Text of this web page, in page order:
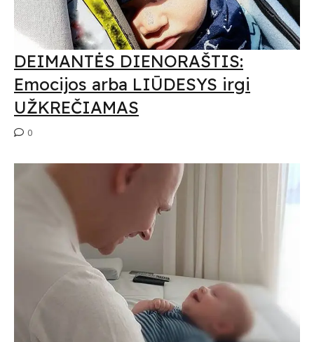
DEIMANTĖS DIENORAŠTIS:
Emocijos arba LIŪDESYS irgi
UŽKREČIAMAS
0